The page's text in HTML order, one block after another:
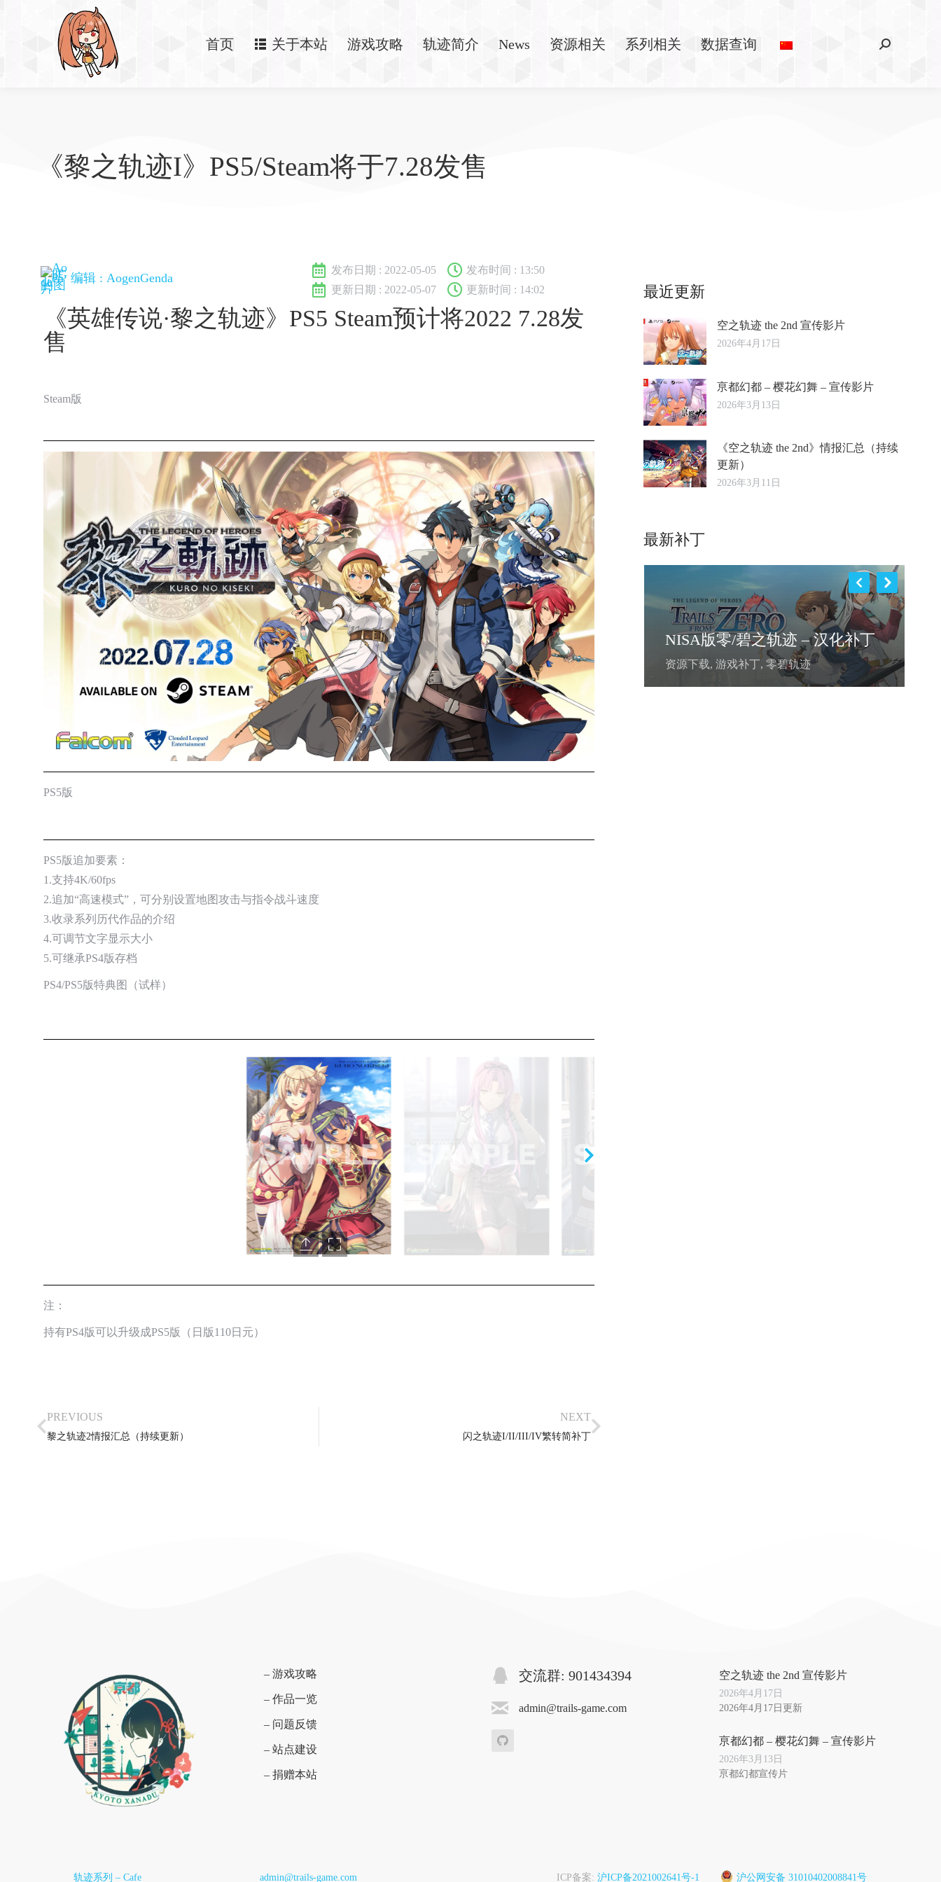
首页 关于本站 游戏攻略 轨迹简介 News 资源相关 系列相关 数据查询
《黎之轨迹I》PS5/Steam将于7.28发售
编辑 : AogenGenda
发布日期 : 2022-05-05 发布时间 : 13:50
更新日期 : 2022-05-07
更新时间 : 14:02
《英雄传说·黎之轨迹》PS5 Steam预计将2022 7.28发
售
Steam版
PS5版
PS5版追加要素：
1.支持4K/60fps
2.追加“高速模式”，可分别设置地图攻击与指令战斗速度
3.收录系列历代作品的介绍
4.可调节文字显示大小
5.可继承PS4版存档
PS4/PS5版特典图（试样）
注：
持有PS4版可以升级成PS5版（日版110日元）
PREVIOUS
黎之轨迹2情报汇总（持续更新）
NEXT
闪之轨迹I/II/III/IV繁转简补丁
最近更新
空之轨迹 the 2nd 宣传影片
2026年4月17日
亰都幻都 – 樱花幻舞 – 宣传影片
2026年3月13日
《空之轨迹 the 2nd》情报汇总（持续
更新）
2026年3月11日
最新补丁
基础说明
资源下载, 游戏补丁
创之轨迹 – 繁转简补丁
资源下载,游戏补丁 ,闪创轨迹
NISA版零/碧之轨迹 – 汉化补丁
资源下载, 游戏补丁 , 零碧轨迹
– 游戏攻略
– 作品一览
– 问题反馈
– 站点建设
– 捐赠本站
交流群: 901434394
admin@trails-game.com
空之轨迹 the 2nd 宣传影片
2026年4月17日
2026年4月17日更新
亰都幻都 – 樱花幻舞 – 宣传影片
2026年3月13日
亰都幻都宣传片
轨迹系列 – Cafe admin@trails-game.com ICP备案: 沪ICP备2021002641号-1 沪公网安备 31010402008841号